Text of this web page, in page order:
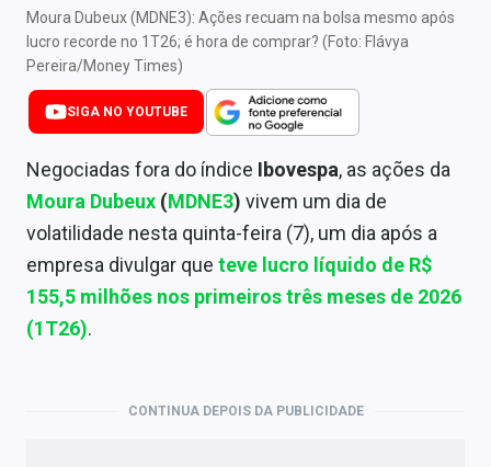
Central dos IPOs
Renda Fixa
Finanças Pessoais
Mercados
Economia
Empresas
Brasil
Moura Dubeux (MDNE3): Ações recuam na bolsa mesmo após
lucro recorde no 1T26; é hora de comprar? (Foto: Flávya
Pereira/Money Times)
SIGA NO YOUTUBE
Negociadas fora do índice Ibovespa, as ações da
Moura Dubeux (MDNE3) vivem um dia de
volatilidade nesta quinta-feira (7), um dia após a
empresa divulgar que teve lucro líquido de R$
155,5 milhões nos primeiros três meses de 2026
(1T26).
CONTINUA DEPOIS DA PUBLICIDADE